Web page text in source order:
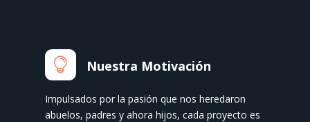
 Nuestra Motivación
Impulsados por la pasión que nos heredaron
abuelos, padres y ahora hijos, cada proyecto es